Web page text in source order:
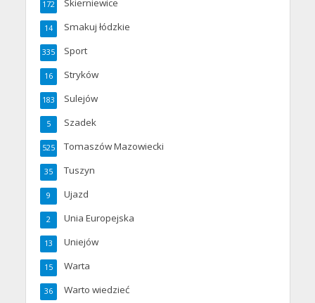
Skierniewice
172
Smakuj łódzkie
14
Sport
335
Stryków
16
Sulejów
183
Szadek
5
Tomaszów Mazowiecki
525
Tuszyn
35
Ujazd
9
Unia Europejska
2
Uniejów
13
Warta
15
Warto wiedzieć
36